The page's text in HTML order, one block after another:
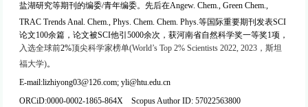
盐湖研究等期刊的编委/青年编委。先后在Angew. Chem.,Green Chem.,
TRAC Trends Anal. Chem., Phys. Chem. Chem. Phys.等国际重要期刊发表SCI
论文100余篇，论文被SCI他引5000余次，获河南省自然科学奖一等奖1项，
入选全球前2%顶尖科学家榜单(World’s Top 2% Scientists 2022, 2023 ，斯坦
福大学)。
E-mail:lizhiyong03@126.com; yli@htu.edu.cn
ORCiD:0000-0002-1865-864X
Scopus Author ID: 57022563800